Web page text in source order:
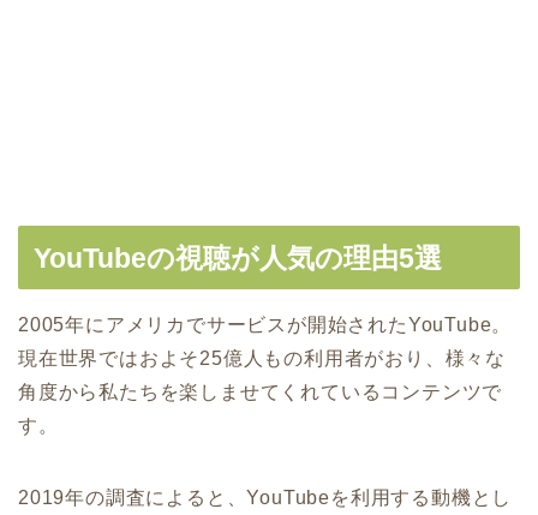
YouTubeの視聴が人気の理由5選
2005年にアメリカでサービスが開始されたYouTube。
現在世界ではおよそ25億人もの利用者がおり、様々な
角度から私たちを楽しませてくれているコンテンツで
す。
2019年の調査によると、YouTubeを利用する動機とし